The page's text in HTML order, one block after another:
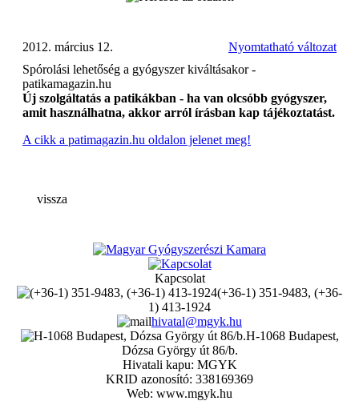
Nyomtatható változat
2012. március 12.
Spórolási lehetőség a gyógyszer kiváltásakor -
patikamagazin.hu
Új szolgáltatás a patikákban - ha van olcsóbb gyógyszer,
amit használhatna, akkor arról írásban kap tájékoztatást.
A cikk a patimagazin.hu oldalon jelenet meg!
vissza
Kapcsolat
(+36-1) 351-9483, (+36-
1) 413-1924
hivatal@mgyk.hu
H-1068 Budapest,
Dózsa György út 86/b.
Hivatali kapu: MGYK
KRID azonosító: 338169369
Web: www.mgyk.hu